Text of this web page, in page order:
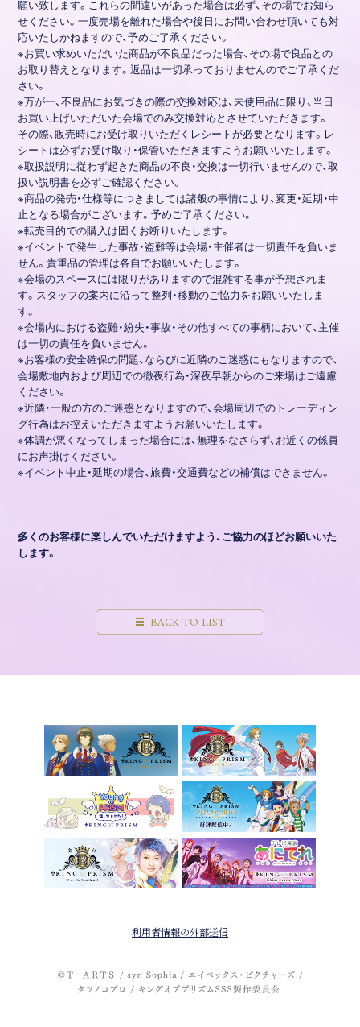
願い致します。これらの間違いがあった場合は必ず、その場でお知ら
せください。一度売場を離れた場合や後日にお問い合わせ頂いても対
応いたしかねますので、予めご了承ください。
※お買い求めいただいた商品が不良品だった場合、その場で良品との
お取り替えとなります。返品は一切承っておりませんのでご了承くだ
さい。
※万が一、不良品にお気づきの際の交換対応は、未使用品に限り、当日
お買い上げいただいた会場でのみ交換対応とさせていただきます。
その際、販売時にお受け取りいただくレシートが必要となります。レ
シートは必ずお受け取り・保管いただきますようお願いいたします。
※取扱説明に従わず起きた商品の不良・交換は一切行いませんので、取
扱い説明書を必ずご確認ください。
※商品の発売・仕様等につきましては諸般の事情により、変更・延期・中
止となる場合がございます。予めご了承ください。
※転売目的での購入は固くお断りいたします。
※イベントで発生した事故・盗難等は会場・主催者は一切責任を負いま
せん。貴重品の管理は各自でお願いいたします。
※会場のスペースには限りがありますので混雑する事が予想されま
す。スタッフの案内に沿って整列・移動のご協力をお願いいたしま
す。
※会場内における盗難・紛失・事故・その他すべての事柄において、主催
は一切の責任を負いません。
※お客様の安全確保の問題、ならびに近隣のご迷惑にもなりますので、
会場敷地内および周辺での徹夜行為・深夜早朝からのご来場はご遠慮
ください。
※近隣・一般の方のご迷惑となりますので、会場周辺でのトレーディン
グ行為はお控えいただきますようお願いいたします。
※体調が悪くなってしまった場合には、無理をなさらず、お近くの係員
にお声掛けください。
※イベント中止・延期の場合、旅費・交通費などの補償はできません。
多くのお客様に楽しんでいただけますよう、ご協力のほどお願いいた
します。
BACK TO LIST
利用者情報の外部送信